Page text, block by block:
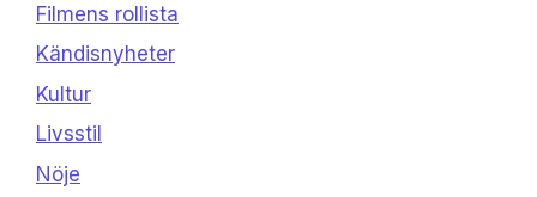
Filmens rollista
Kändisnyheter
Kultur
Livsstil
Nöje